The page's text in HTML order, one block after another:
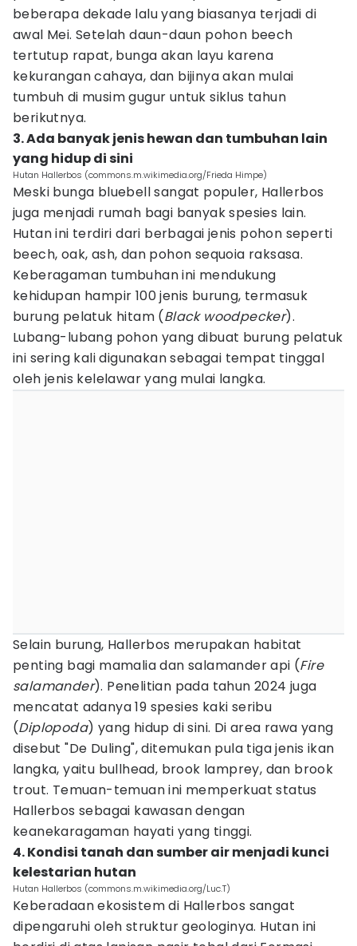
beberapa dekade lalu yang biasanya terjadi di
awal Mei. Setelah daun-daun pohon beech
tertutup rapat, bunga akan layu karena
kekurangan cahaya, dan bijinya akan mulai
tumbuh di musim gugur untuk siklus tahun
berikutnya.
3. Ada banyak jenis hewan dan tumbuhan lain
yang hidup di sini
Hutan Hallerbos (commons.m.wikimedia.org/Frieda Himpe)
Meski bunga bluebell sangat populer, Hallerbos
juga menjadi rumah bagi banyak spesies lain.
Hutan ini terdiri dari berbagai jenis pohon seperti
beech, oak, ash, dan pohon sequoia raksasa.
Keberagaman tumbuhan ini mendukung
kehidupan hampir 100 jenis burung, termasuk
burung pelatuk hitam (Black woodpecker).
Lubang-lubang pohon yang dibuat burung pelatuk
ini sering kali digunakan sebagai tempat tinggal
oleh jenis kelelawar yang mulai langka.
Selain burung, Hallerbos merupakan habitat
penting bagi mamalia dan salamander api (Fire
salamander). Penelitian pada tahun 2024 juga
mencatat adanya 19 spesies kaki seribu
(Diplopoda) yang hidup di sini. Di area rawa yang
disebut "De Duling", ditemukan pula tiga jenis ikan
langka, yaitu bullhead, brook lamprey, dan brook
trout. Temuan-temuan ini memperkuat status
Hallerbos sebagai kawasan dengan
keanekaragaman hayati yang tinggi.
4. Kondisi tanah dan sumber air menjadi kunci
kelestarian hutan
Hutan Hallerbos (commons.m.wikimedia.org/Luc.T)
Keberadaan ekosistem di Hallerbos sangat
dipengaruhi oleh struktur geologinya. Hutan ini